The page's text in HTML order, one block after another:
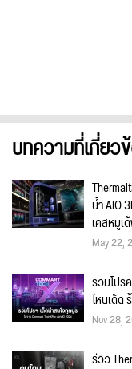
บทความที่เกี่ยว
น้ำ AIO
เคสหมูเ
May 22,
รวมโปร
ไหนเด็ด
Nov 28,
รีวิว